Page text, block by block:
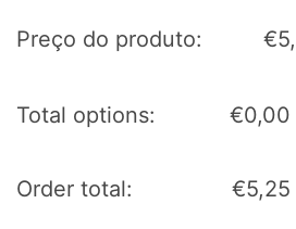
Preço do produto: €
Total options: €0,00
Order total: €5,25